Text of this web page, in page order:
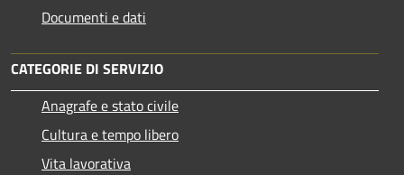
Documenti e dati
CATEGORIE DI SERVIZIO
Anagrafe e stato civile
Cultura e tempo libero
Vita lavorativa